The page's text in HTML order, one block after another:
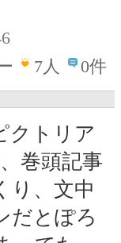
7人 0件
クトリア
巻頭記事
り、文中
だとぽろ